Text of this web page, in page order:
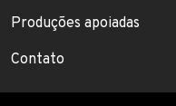
Footer menu
Produções apoiadas
Contato